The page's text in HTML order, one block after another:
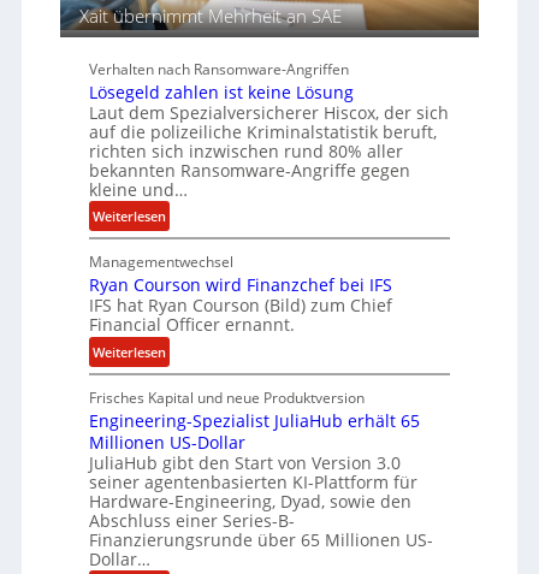
u
r
a
r
e
i
t
e
n
u
s
a
m
m
e
n
Xait übernimmt Mehrheit an SAE
Verhalten nach Ransomware-Angriffen
Lösegeld zahlen ist keine Lösung
Laut dem Spezialversicherer Hiscox, der sich
auf die polizeiliche Kriminalstatistik beruft,
richten sich inzwischen rund 80% aller
bekannten Ransomware-Angriffe gegen
kleine und…
Weiterlesen:
L
ö
s
e
g
e
l
d
z
a
h
l
e
n
Managementwechsel
Ryan Courson wird Finanzchef bei IFS
IFS hat Ryan Courson (Bild) zum Chief
Financial Officer ernannt.
Weiterlesen:
R
y
a
n
C
o
u
r
Frisches Kapital und neue Produktversion
Engineering-Spezialist JuliaHub erhält 65
Millionen US-Dollar
JuliaHub gibt den Start von Version 3.0
seiner agentenbasierten KI-Plattform für
Hardware-Engineering, Dyad, sowie den
Abschluss einer Series-B-
Finanzierungsrunde über 65 Millionen US-
Dollar…